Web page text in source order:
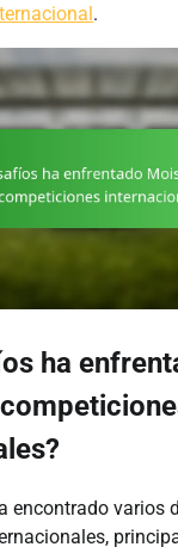
.
ha
encontrado varios